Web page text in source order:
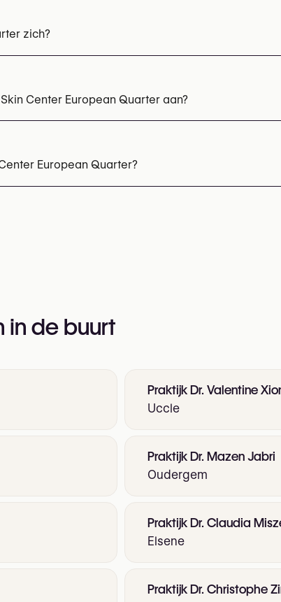
zich?
Center European Quarter aan?
European Quarter?
in de buurt
Praktijk Dr. Valentine
Uccle
Praktijk Dr. Mazen Jabri
Oudergem
Praktijk Dr. Claudia
Elsene
Praktijk Dr. Christophe